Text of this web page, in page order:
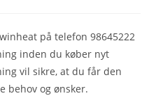
på telefon 98645222
inden du køber nyt
vil sikre, at du får den
behov og ønsker.